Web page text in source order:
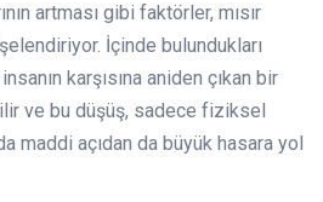
artması gibi faktörler, mısır
İçinde bulundukları
karşısına aniden çıkan bir
ve bu düşüş, sadece fiziksel
maddi açıdan da büyük hasara yol